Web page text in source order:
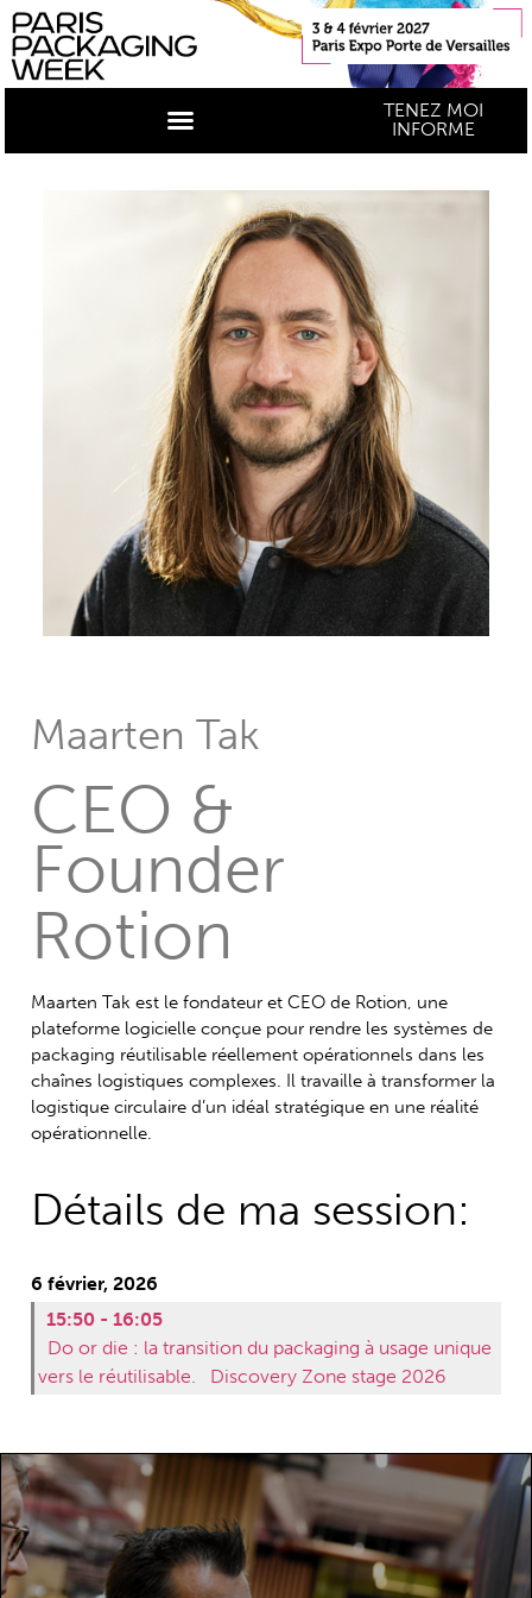
TENEZ MOI
INFORME
Maarten Tak
CEO &
Founder
Rotion
Maarten Tak est le fondateur et CEO de Rotion, une
plateforme logicielle conçue pour rendre les systèmes de
packaging réutilisable réellement opérationnels dans les
chaînes logistiques complexes. Il travaille à transformer la
logistique circulaire d’un idéal stratégique en une réalité
opérationnelle.
Détails de ma session:
6 février, 2026
15:50 - 16:05
Do or die : la transition du packaging à usage unique
vers le réutilisable.
Discovery Zone stage 2026